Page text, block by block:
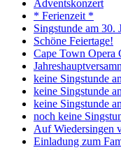
Adventskonzert
* Ferienzeit *
Singstunde am 30.
Schöne Feiertage!
Cape Town Opera
keine Singstunde
keine Singstunde
keine Singstunde
noch keine
Auf Wiedersingen
Einladung zum